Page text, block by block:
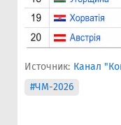
Источник: Канал
#ЧМ-2026